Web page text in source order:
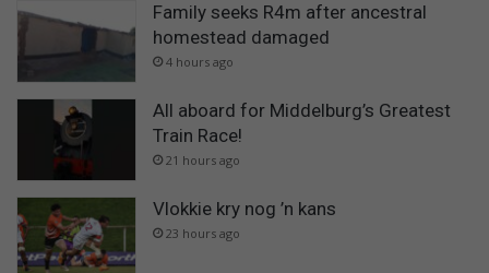
Family seeks R4m after ancestral
homestead damaged
4 hours ago
All aboard for Middelburg’s Greatest
Train Race!
21 hours ago
Vlokkie kry nog ’n kans
23 hours ago